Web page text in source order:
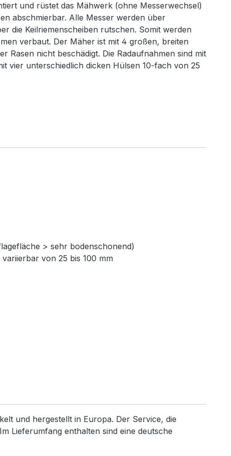
und rüstet das Mähwerk (ohne Messerwechsel)
abschmierbar. Alle Messer werden über
die Keilriemenscheiben rutschen. Somit werden
verbaut. Der Mäher ist mit 4 großen, breiten
Rasen nicht beschädigt. Die Radaufnahmen sind mit
vier unterschiedlich dicken Hülsen 10-fach von 25
> sehr bodenschonend)
von 25 bis 100 mm
und hergestellt in Europa. Der Service, die
Lieferumfang enthalten sind eine deutsche